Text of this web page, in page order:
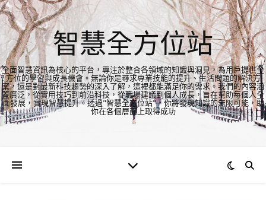
智慧全方位站
全面智慧資訊為核心的平台，專注於整合各領域的知識與洞見，為用戶提供全
方位的學習與成長機會。無論你是尋求專業技能的提升、生活問題的解決方
案，還是對最新科技趨勢的深入了解，這裡都能滿足你的需求。我們的內容涵
蓋廣泛，從實用技巧到前沿科技，從職場建議到個人成長，旨在幫助每個人全
面發展，實現智慧提升。透過"智慧全方位站"，你將發現知識的無限可能，助
你在各個層面上取得成功